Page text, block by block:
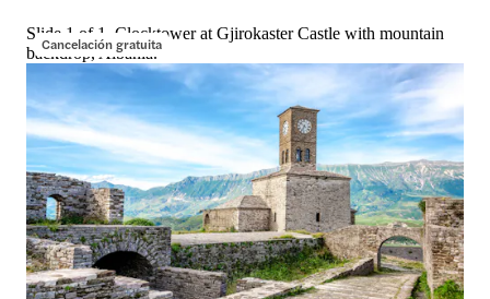
Cancelación gratuita
Slide 1 of 1, Clocktower at Gjirokaster Castle with mountain
backdrop, Albania.